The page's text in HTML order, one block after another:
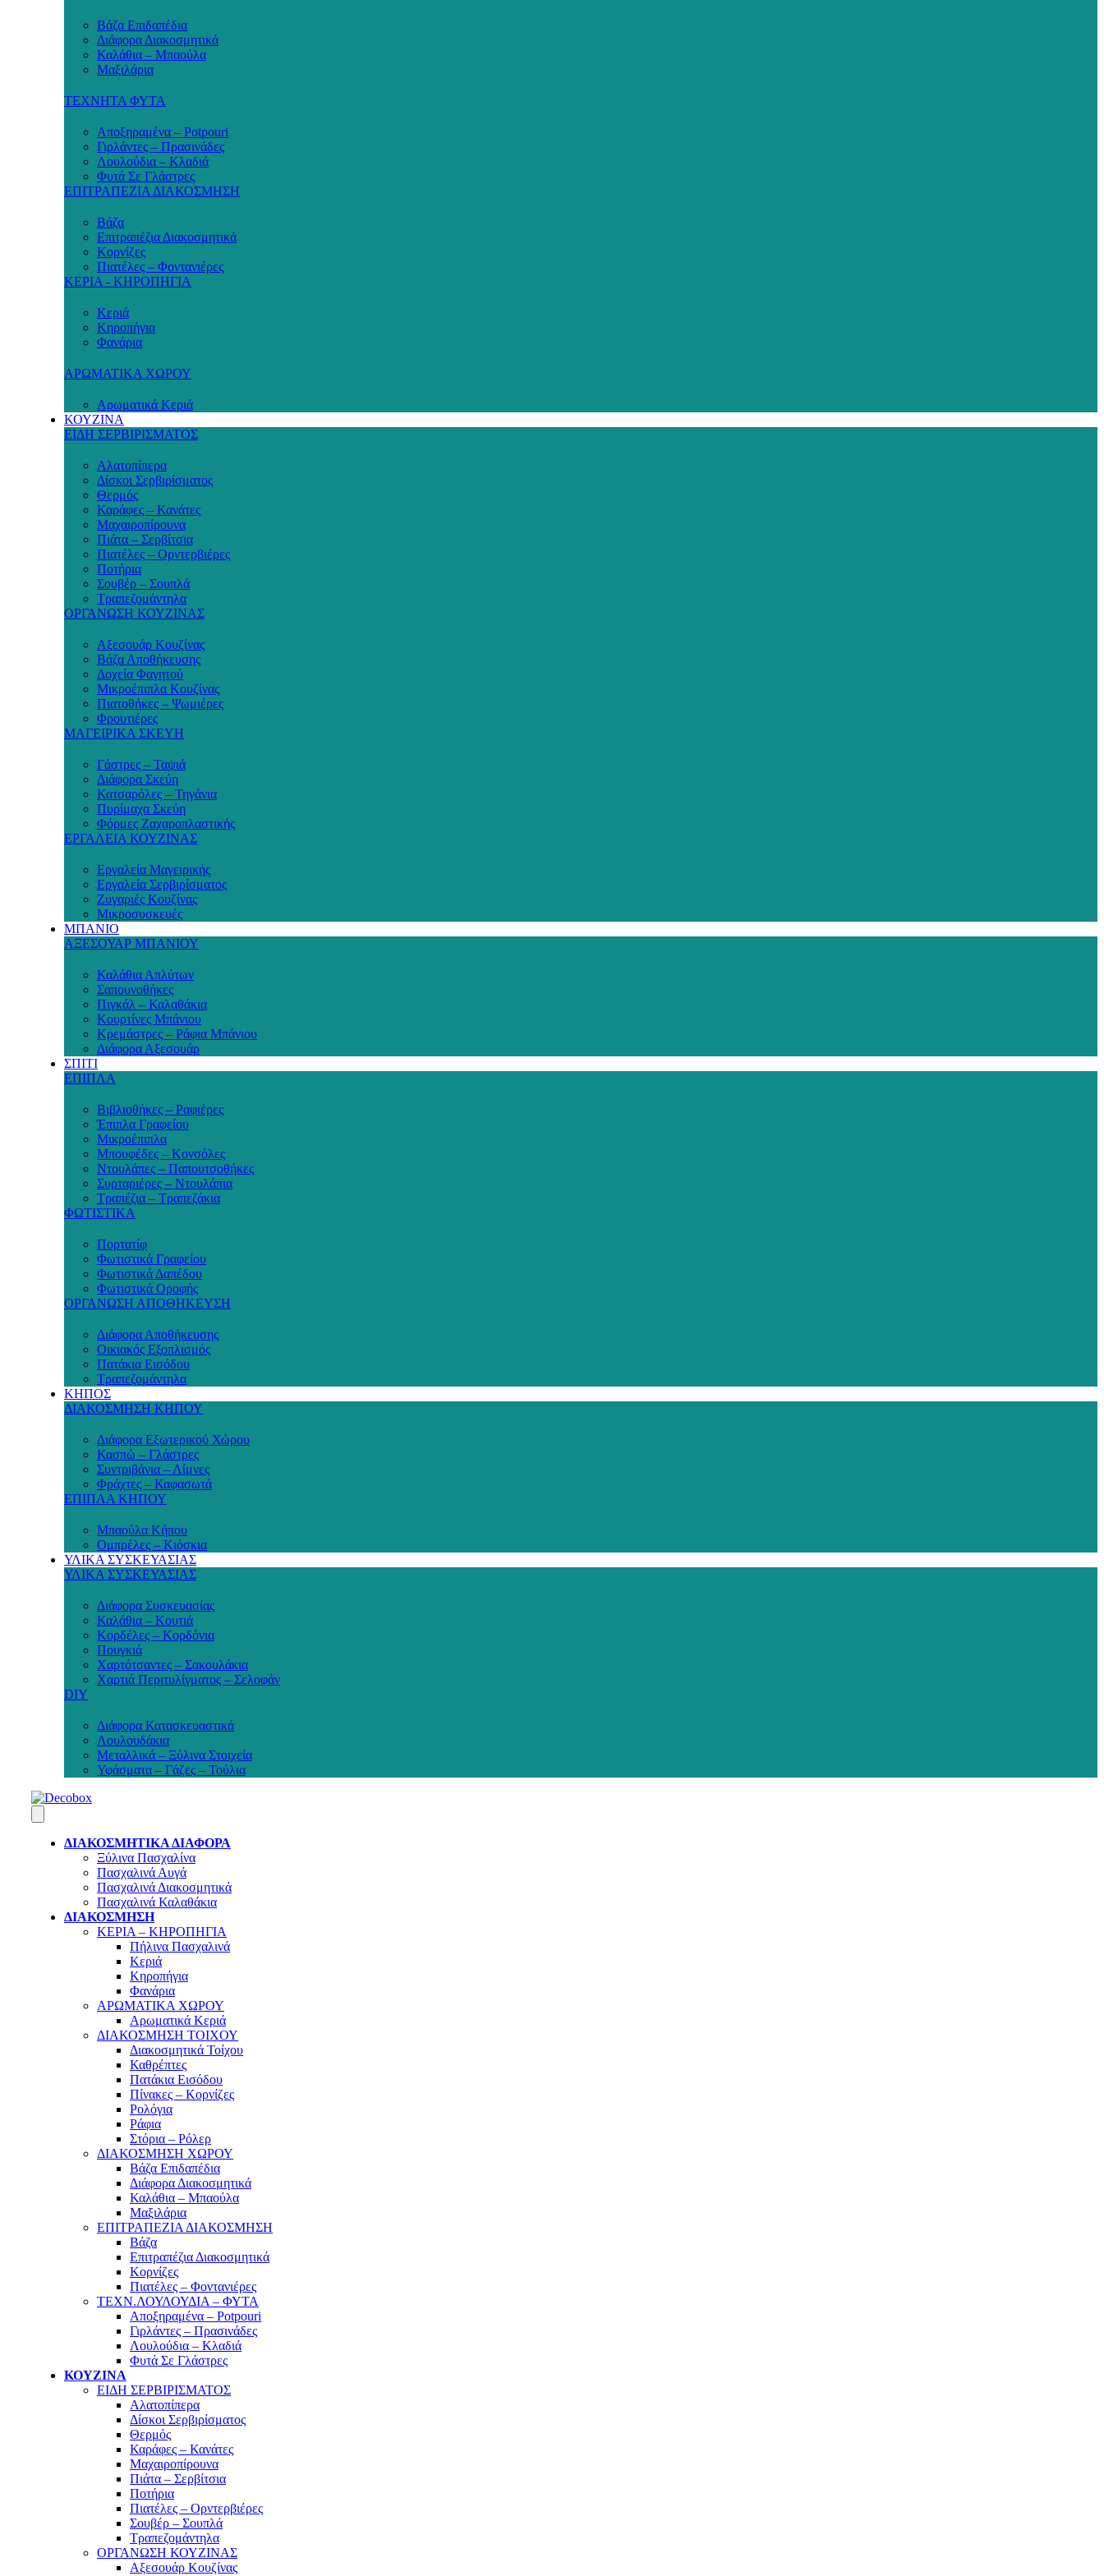
Βάζα Επιδαπέδια
Διάφορα Διακοσμητικά
Καλάθια – Μπαούλα
Μαξιλάρια
ΤΕΧΝΗΤΑ ΦΥΤΑ
Αποξηραμένα – Potpouri
Γιρλάντες – Πρασινάδες
Λουλούδια – Κλαδιά
Φυτά Σε Γλάστρες
ΕΠΙΤΡΑΠΕΖΙΑ ΔΙΑΚΟΣΜΗΣΗ
Βάζα
Επιτραπέζια Διακοσμητικά
Κορνίζες
Πιατέλες – Φοντανιέρες
ΚΕΡΙΑ - ΚΗΡΟΠΗΓΙΑ
Κεριά
Κηροπήγια
Φανάρια
ΑΡΩΜΑΤΙΚΑ ΧΩΡΟΥ
Αρωματικά Κεριά
ΚΟΥΖΙΝΑ
ΕΙΔΗ ΣΕΡΒΙΡΙΣΜΑΤΟΣ
Αλατοπίπερα
Δίσκοι Σερβιρίσματος
Θερμός
Καράφες – Κανάτες
Μαχαιροπίρουνα
Πιάτα – Σερβίτσια
Πιατέλες – Ορντερβιέρες
Ποτήρια
Σουβέρ – Σουπλά
Τραπεζομάντηλα
ΟΡΓΑΝΩΣΗ ΚΟΥΖΙΝΑΣ
Αξεσουάρ Κουζίνας
Βάζα Αποθήκευσης
Δοχεία Φαγητού
Μικροέπιπλα Κουζίνας
Πιατοθήκες – Ψωμιέρες
Φρουτιέρες
ΜΑΓΕΙΡΙΚΑ ΣΚΕΥΗ
Γάστρες – Ταψιά
Διάφορα Σκεύη
Κατσαρόλες – Τηγάνια
Πυρίμαχα Σκεύη
Φόρμες Ζαχαροπλαστικής
ΕΡΓΑΛΕΙΑ ΚΟΥΖΙΝΑΣ
Εργαλεία Μαγειρικής
Εργαλεία Σερβιρίσματος
Ζυγαριές Κουζίνας
Μικροσυσκευές
ΜΠΑΝΙΟ
ΑΞΕΣΟΥΑΡ ΜΠΑΝΙΟΥ
Καλάθια Απλύτων
Σαπουνοθήκες
Πιγκάλ – Καλαθάκια
Κουρτίνες Μπάνιου
Κρεμάστρες – Ράφια Μπάνιου
Διάφορα Αξεσουάρ
ΣΠΙΤΙ
ΕΠΙΠΛΑ
Βιβλιοθήκες – Ραφιέρες
Έπιπλα Γραφείου
Μικροέπιπλα
Μπουφέδες – Κονσόλες
Ντουλάπες – Παπουτσοθήκες
Συρταριέρες – Ντουλάπια
Τραπέζια – Τραπεζάκια
ΦΩΤΙΣΤΙΚΑ
Πορτατίφ
Φωτιστικά Γραφείου
Φωτιστικά Δαπέδου
Φωτιστικά Οροφής
ΟΡΓΑΝΩΣΗ ΑΠΟΘΗΚΕΥΣΗ
Διάφορα Αποθήκευσης
Οικιακός Εξοπλισμός
Πατάκια Εισόδου
Τραπεζομάντηλα
ΚΗΠΟΣ
ΔΙΑΚΟΣΜΗΣΗ ΚΗΠΟΥ
Διάφορα Εξωτερικού Χώρου
Κασπώ – Γλάστρες
Συντριβάνια – Λίμνες
Φράχτες – Καφασωτά
ΕΠΙΠΛΑ ΚΗΠΟΥ
Μπαούλα Κήπου
Ομπρέλες – Κιόσκια
ΥΛΙΚΑ ΣΥΣΚΕΥΑΣΙΑΣ
ΥΛΙΚΑ ΣΥΣΚΕΥΑΣΙΑΣ
Διάφορα Συσκευασίας
Καλάθια – Κουτιά
Κορδέλες – Κορδόνια
Πουγκιά
Χαρτότσαντες – Σακουλάκια
Χαρτιά Περιτυλίγματος – Σελοφάν
DIY
Διάφορα Κατασκευαστικά
Λουλουδάκια
Μεταλλικά – Ξύλινα Στοιχεία
Υφάσματα – Γάζες – Τούλια
ΔΙΑΚΟΣΜΗΤΙΚΑ ΔΙΑΦΟΡΑ
Ξύλινα Πασχαλίνα
Πασχαλινά Αυγά
Πασχαλινά Διακοσμητικά
Πασχαλινά Καλαθάκια
ΔΙΑΚΟΣΜΗΣΗ
ΚΕΡΙΑ – ΚΗΡΟΠΗΓΙΑ
Πήλινα Πασχαλινά
Κεριά
Κηροπήγια
Φανάρια
ΑΡΩΜΑΤΙΚΑ ΧΩΡΟΥ
Αρωματικά Κεριά
ΔΙΑΚΟΣΜΗΣΗ ΤΟΙΧΟΥ
Διακοσμητικά Τοίχου
Καθρέπτες
Πατάκια Εισόδου
Πίνακες – Κορνίζες
Ρολόγια
Ράφια
Στόρια – Ρόλερ
ΔΙΑΚΟΣΜΗΣΗ ΧΩΡΟΥ
Βάζα Επιδαπέδια
Διάφορα Διακοσμητικά
Καλάθια – Μπαούλα
Μαξιλάρια
ΕΠΙΤΡΑΠΕΖΙΑ ΔΙΑΚΟΣΜΗΣΗ
Βάζα
Επιτραπέζια Διακοσμητικά
Κορνίζες
Πιατέλες – Φοντανιέρες
ΤΕΧΝ.ΛΟΥΛΟΥΔΙΑ – ΦΥΤΑ
Αποξηραμένα – Potpouri
Γιρλάντες – Πρασινάδες
Λουλούδια – Κλαδιά
Φυτά Σε Γλάστρες
ΚΟΥΖΙΝΑ
ΕΙΔΗ ΣΕΡΒΙΡΙΣΜΑΤΟΣ
Αλατοπίπερα
Δίσκοι Σερβιρίσματος
Θερμός
Καράφες – Κανάτες
Μαχαιροπίρουνα
Πιάτα – Σερβίτσια
Ποτήρια
Πιατέλες – Ορντερβιέρες
Σουβέρ – Σουπλά
Τραπεζομάντηλα
ΟΡΓΑΝΩΣΗ ΚΟΥΖΙΝΑΣ
Αξεσουάρ Κουζίνας